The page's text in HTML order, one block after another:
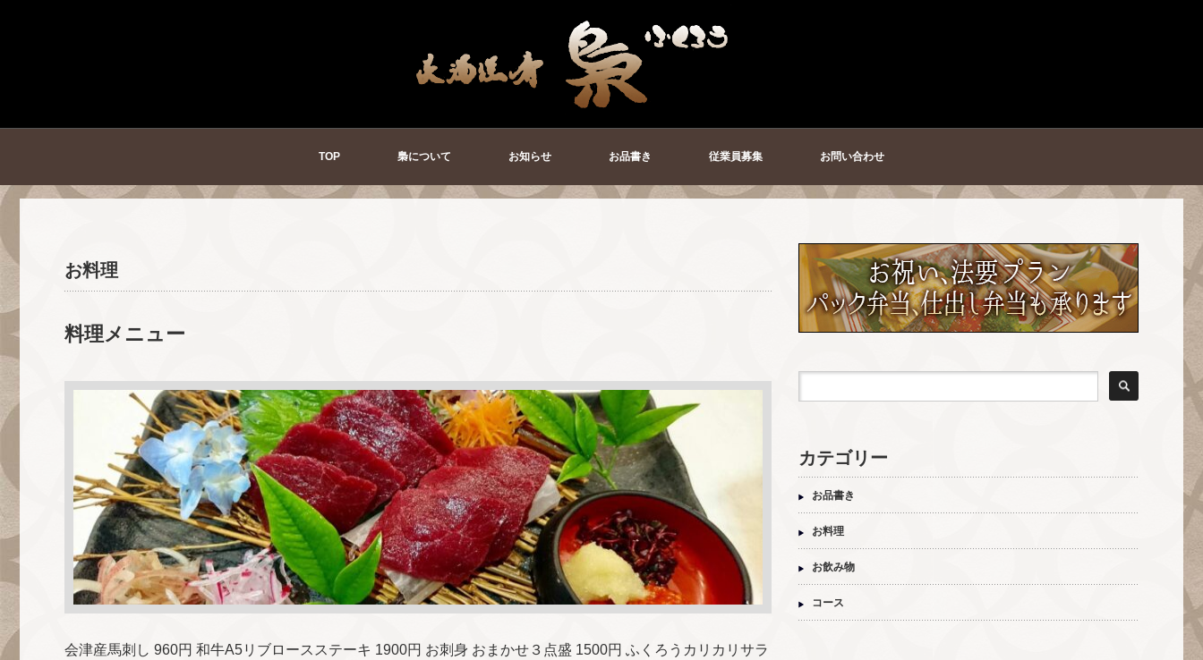
TOP 梟について お知らせ お品書き 従業員募集 お問い合わせ
お料理
料理メニュー
会津産馬刺し 960円 和牛A5リブロースステーキ 1900円 お刺身 おまかせ３点盛 1500円 ふくろうカリカリサラ
カテゴリー
お品書き
お料理
お飲み物
コース